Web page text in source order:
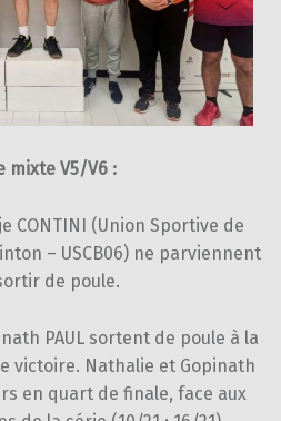
mixte V5/V6 :
CONTINI (Union Sportive de
– USCB06) ne parviennent
de poule.
PAUL sortent de poule à la
victoire. Nathalie et Gopinath
en quart de finale, face aux